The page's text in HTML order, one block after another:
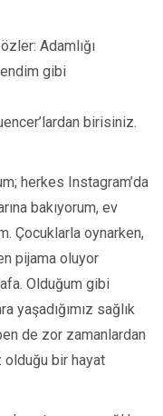
Adamlığı
gibi
birisiniz.
herkes Instagram’da
bakıyorum, ev
Çocuklarla oynarken,
pijama oluyor
Olduğum gibi
yaşadığımız sağlık
de zor zamanlardan
bir hayat